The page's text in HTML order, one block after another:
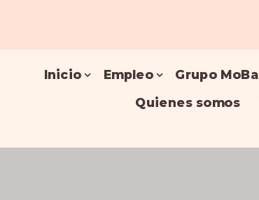
Inicio Empleo Grupo MoBa
Quienes somos